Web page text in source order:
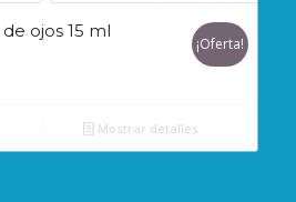
ojos 15 ml
¡Oferta!
Mostrar detalles